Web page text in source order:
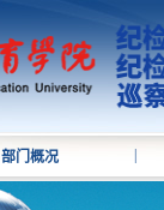
部门概况